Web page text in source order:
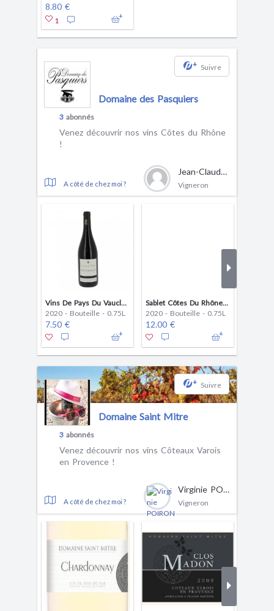
8.80 €
1
+ Suivre
Domaine des Pasquiers
3 abonnés
Venez découvrir nos vins Côtes du Rhône
!
A côté de chez moi ?
Jean-Claude Lambert
Vigneron
Vins De Pays Du Vaucluse
2020 - Bouteille - 0.75L
7.50 €
Sablet Côtes Du Rhône Village
2020 - Bouteille - 0.75L
12.00 €
+ Suivre
Domaine Saint Mitre
3 abonnés
Venez découvrir nos vins Côteaux Varois
en Provence !
A côté de chez moi ?
Virginie POIRON
Vigneron